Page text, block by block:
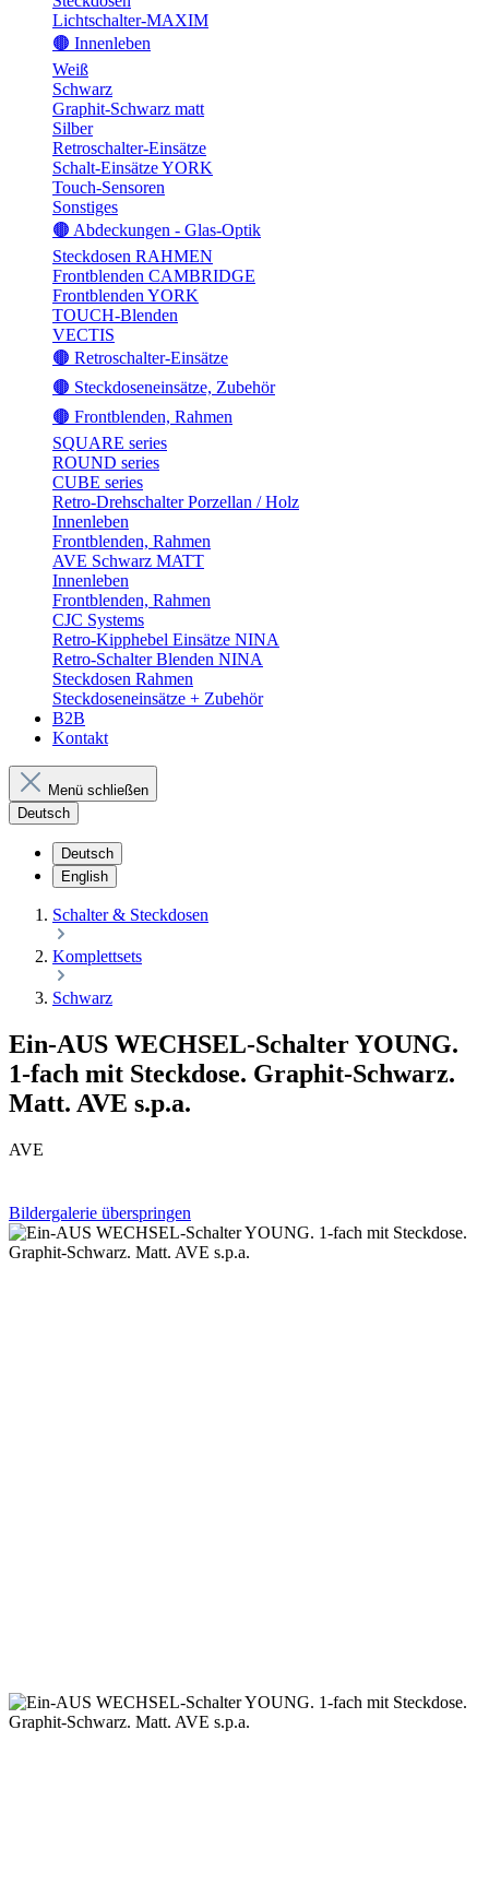
Lichtschalter-MAXIM
🟤 Innenleben
Weiß
Schwarz
Graphit-Schwarz matt
Silber
Retroschalter-Einsätze
Schalt-Einsätze YORK
Touch-Sensoren
Sonstiges
🟤 Abdeckungen - Glas-Optik
Steckdosen RAHMEN
Frontblenden CAMBRIDGE
Frontblenden YORK
TOUCH-Blenden
VECTIS
🟤 Retroschalter-Einsätze
🟤 Steckdoseneinsätze, Zubehör
🟤 Frontblenden, Rahmen
SQUARE series
ROUND series
CUBE series
Retro-Drehschalter Porzellan / Holz
Innenleben
Frontblenden, Rahmen
AVE Schwarz MATT
Innenleben
Frontblenden, Rahmen
CJC Systems
Retro-Kipphebel Einsätze NINA
Retro-Schalter Blenden NINA
Steckdosen Rahmen
Steckdoseneinsätze + Zubehör
B2B
Kontakt
Menü schließen
Deutsch
Deutsch
English
Schalter & Steckdosen
Komplettsets
Schwarz
Ein-AUS WECHSEL-Schalter YOUNG.
1-fach mit Steckdose. Graphit-Schwarz.
Matt. AVE s.p.a.
AVE
Bildergalerie überspringen